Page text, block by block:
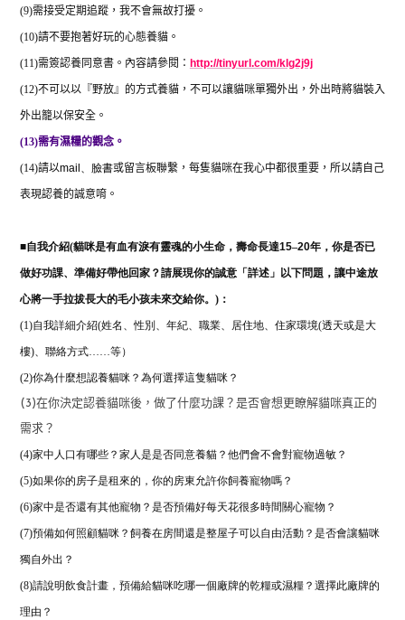
(9)需接受定期追蹤，我不會無故打擾。
(10)請不要抱著好玩的心態養貓。
(11)需簽認養同意書。內容請參閱： http://tinyurl.com/klg2j9j
(12)不可以以『野放』的方式養貓，不可以讓貓咪單獨外出，外出時將貓裝入
外出籠以保安全。
(13)需有濕糧的觀念。
(14)請以mail 、 臉書或留言板聯繫，每隻貓咪在我心中都很重要，所以請自己
表現認養的誠意唷。
■自我介紹(貓咪是有血有淚有靈魂的小生命，壽命長達15–20年，你是否已
做好功課、準備好帶他回家？請展現你的誠意「詳述」以下問題，讓中途放
心將一手拉拔長大的毛小孩未來交給你。)：
(1)自我詳細介紹(姓名、性別、年紀、職業、居住地、住家環境(透天或是大
樓)、聯絡方式……等）
(2)你為什麼想認養貓咪？為何選擇這隻貓咪？
(3)在你決定認養貓咪後，做了什麼功課？是否會想更瞭解貓咪真正的
需求？
(4)家中人口有哪些？家人是是否同意養貓？他們會不會對寵物過敏？
(5)如果你的房子是租來的，你的房東允許你飼養寵物嗎？
(6)家中是否還有其他寵物？是否預備好每天花很多時間關心寵物？
(7)預備如何照顧貓咪？飼養在房間還是整屋子可以自由活動？是否會讓貓咪
獨自外出？
(8)請說明飲食計畫，預備給貓咪吃哪一個廠牌的乾糧或濕糧？ 選擇此廠牌的
理由？